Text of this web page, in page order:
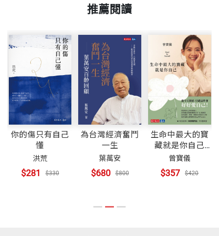
推薦閱讀
你的傷只有自己
懂
洪荒
$281 $330
為台灣經濟奮鬥
一生
葉萬安
$680 $800
生命中最大的寶
藏就是你自己
Stand by
Yourself
曾寶儀
$357 $420